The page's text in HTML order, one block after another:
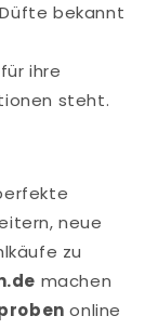
bekannt
ihre
steht.
neue
zu
machen
online